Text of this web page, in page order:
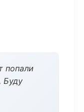
попали
Буду